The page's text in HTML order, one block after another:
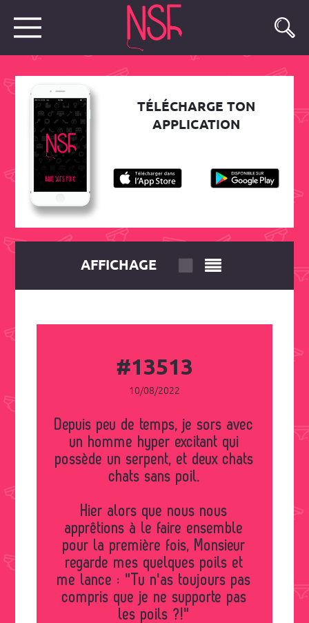
TÉLÉCHARGE TON
APPLICATION
AFFICHAGE
#13513
10/08/2022
Depuis peu de temps, je sors avec
un homme hyper excitant qui
possède un serpent, et deux chats
chats sans poil.
Hier alors que nous nous
apprêtions à le faire ensemble
pour la première fois, Monsieur
regarde mes quelques poils et
me lance : "Tu n'as toujours pas
compris que je ne supporte pas
les poils ?!"